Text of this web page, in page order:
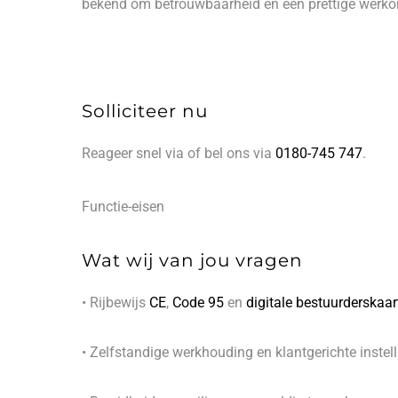
bekend om betrouwbaarheid en een prettige
Solliciteer nu
Reageer snel via of bel ons via 0180-745 747.
Functie-eisen
Wat wij van jou vragen
• Rijbewijs CE, Code 95 en digitale
• Zelfstandige werkhouding en klantgerichte